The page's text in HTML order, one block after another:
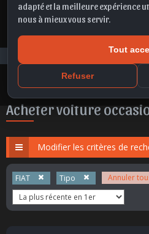
adapté et la meilleure expérience
nous à mieux vous servir.
Tout
Refuser
Voiture Occasion Maroc
Acheter voiture
Modifier les critères de
FIAT Tipo Annuler